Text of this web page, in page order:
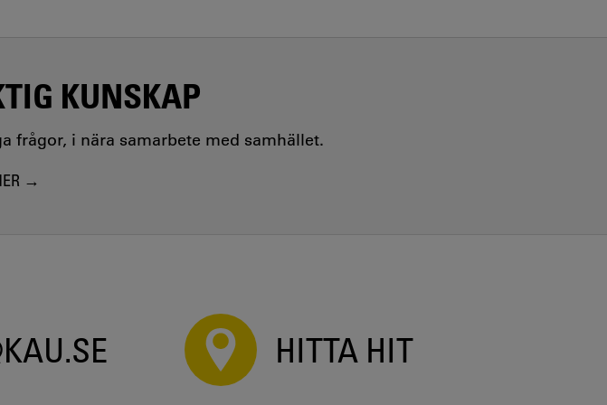
KUNSKAP
frågor, i nära samarbete med samhället.
HITTA HIT